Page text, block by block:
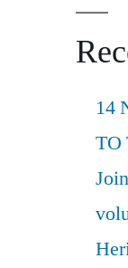
14
TO